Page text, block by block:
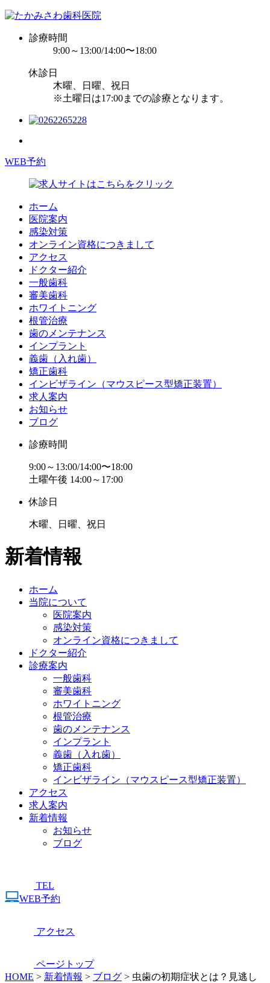
診療時間
9:00～13:00/14:00〜18:00
休診日
木曜、日曜、祝日
※土曜日は17:00までの診療となります。
WEB予約
ホーム
医院案内
感染対策
オンライン資格につきまして
アクセス
ドクター紹介
一般歯科
審美歯科
ホワイトニング
根管治療
歯のメンテナンス
インプラント
義歯（入れ歯）
矯正歯科
インビザライン（マウスピース型矯正装置）
求人案内
お知らせ
ブログ
診療時間
9:00～13:00/14:00〜18:00
土曜午後 14:00～17:00
休診日
木曜、日曜、祝日
新着情報
ホーム
当院について
医院案内
感染対策
オンライン資格につきまして
ドクター紹介
診療案内
一般歯科
審美歯科
ホワイトニング
根管治療
歯のメンテナンス
インプラント
義歯（入れ歯）
矯正歯科
インビザライン（マウスピース型矯正装置）
アクセス
求人案内
新着情報
お知らせ
ブログ
TEL
WEB予約
アクセス
ページトップ
HOME > 新着情報 > ブログ > 虫歯の初期症状とは？見逃し